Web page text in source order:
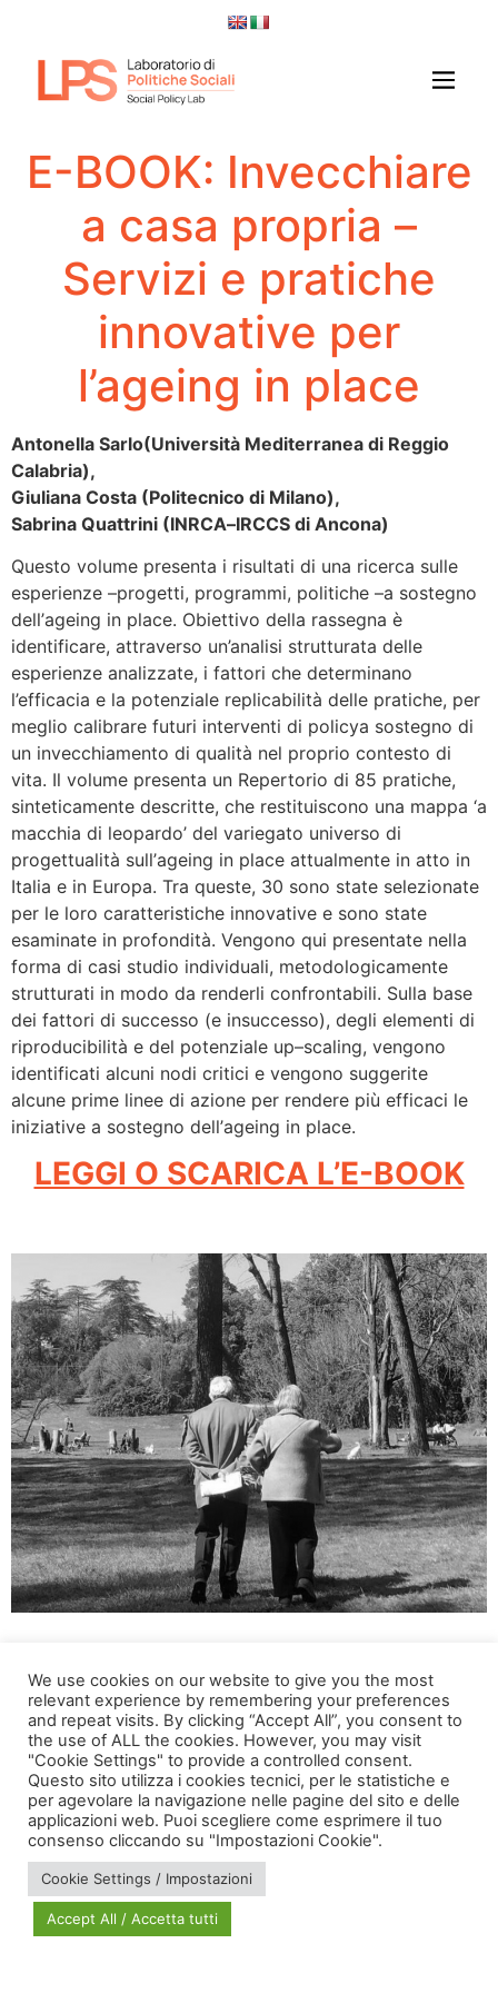
E-BOOK: Invecchiare
a casa propria –
Servizi e pratiche
innovative per
l’ageing in place
Antonella Sarlo(Università Mediterranea di Reggio
Calabria),
Giuliana Costa (Politecnico di Milano),
Sabrina Quattrini (INRCA–IRCCS di Ancona)
Questo volume presenta i risultati di una ricerca sulle
esperienze –progetti, programmi, politiche –a sostegno
dell’ageing in place. Obiettivo della rassegna è
identificare, attraverso un’analisi strutturata delle
esperienze analizzate, i fattori che determinano
l’efficacia e la potenziale replicabilità delle pratiche, per
meglio calibrare futuri interventi di policya sostegno di
un invecchiamento di qualità nel proprio contesto di
vita. Il volume presenta un Repertorio di 85 pratiche,
sinteticamente descritte, che restituiscono una mappa ‘a
macchia di leopardo’ del variegato universo di
progettualità sull’ageing in place attualmente in atto in
Italia e in Europa. Tra queste, 30 sono state selezionate
per le loro caratteristiche innovative e sono state
esaminate in profondità. Vengono qui presentate nella
forma di casi studio individuali, metodologicamente
strutturati in modo da renderli confrontabili. Sulla base
dei fattori di successo (e insuccesso), degli elementi di
riproducibilità e del potenziale up–scaling, vengono
identificati alcuni nodi critici e vengono suggerite
alcune prime linee di azione per rendere più efficaci le
iniziative a sostegno dell’ageing in place.
LEGGI O SCARICA L’E-BOOK
via Bonardi, 3
20133 Milano
Open in Maps
We use cookies on our website to give you the most
relevant experience by remembering your preferences
and repeat visits. By clicking “Accept All”, you consent to
the use of ALL the cookies. However, you may visit
"Cookie Settings" to provide a controlled consent.
Questo sito utilizza i cookies tecnici, per le statistiche e
per agevolare la navigazione nelle pagine del sito e delle
applicazioni web. Puoi scegliere come esprimere il tuo
consenso cliccando su "Impostazioni Cookie".
Cookie Settings / Impostazioni
Accept All / Accetta tutti